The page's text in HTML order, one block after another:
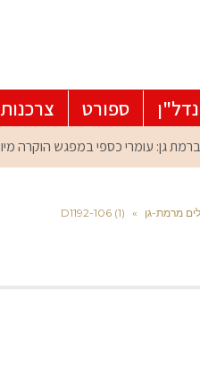
נדל"ן ספורט צרכנות
מרמת-גן »
D1192-106 (1)